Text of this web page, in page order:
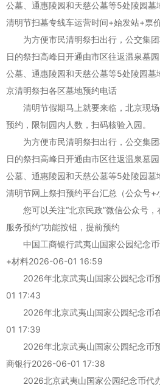
公墓、通惠陵园和天慈公墓等5处陵园
清明节扫墓专线车运营时间+始发站+票
为方便市民清明祭扫出行，公交集
日的祭扫高峰日开通由市区往返温泉墓
公墓、通惠陵园和天慈公墓等5处陵园
京清明祭扫各区墓地预约电话
清明节假期马上就要来临，北京现场
预约，限制园内人数，扫码核验入园。
为方便市民清明祭扫出行，公交集
日的祭扫高峰日开通由市区往返温泉墓
公墓、通惠陵园和天慈公墓等5处陵园
清明节网上祭扫预约平台汇总（公众号+
您可以关注“北京民政”微信公众号，
服务预约”功能按钮，提前预约
中国工商银行武夷山国家公园纪念币
+材料2026-06-01 16:59
2026年北京武夷山国家公园纪念币
01 17:43
2026年北京武夷山国家公园纪念币
01 17:39
2026年北京武夷山国家公园纪念币
商银行2026-06-01 17:38
2026北京武夷山国家公园纪念币代